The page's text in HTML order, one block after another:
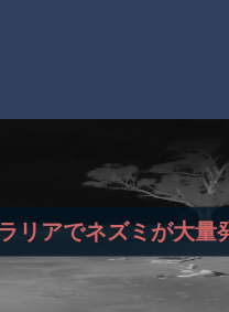
リアでネズミが大量